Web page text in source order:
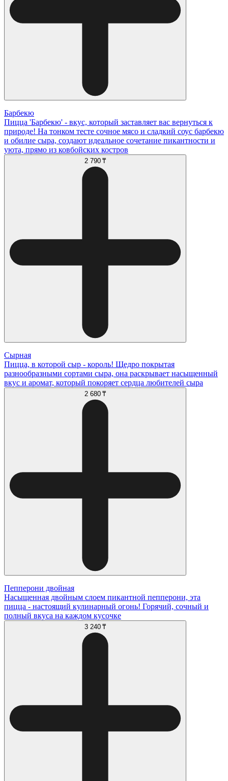
Барбекю
Пицца 'Барбекю' - вкус, который заставляет вас вернуться к
природе! На тонком тесте сочное мясо и сладкий соус барбекю
и обилие сыра, создают идеальное сочетание пикантности и
уюта, прямо из ковбойских костров
2 790 ₸
Сырная
Пицца, в которой сыр - король! Щедро покрытая
разнообразными сортами сыра, она раскрывает насыщенный
вкус и аромат, который покоряет сердца любителей сыра
2 680 ₸
Пепперони двойная
Насыщенная двойным слоем пикантной пепперони, эта
пицца - настоящий кулинарный огонь! Горячий, сочный и
полный вкуса на каждом кусочке
3 240 ₸